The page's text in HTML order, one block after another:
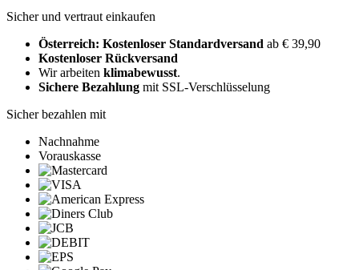
Sicher und vertraut einkaufen
Österreich: Kostenloser Standardversand ab € 39,90
Kostenloser Rückversand
Wir arbeiten klimabewusst.
Sichere Bezahlung mit SSL-Verschlüsselung
Sicher bezahlen mit
Nachnahme
Vorauskasse